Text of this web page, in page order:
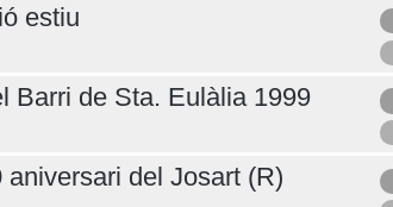
estiu
Barri de Sta. Eulàlia 1999
del Josart (R)